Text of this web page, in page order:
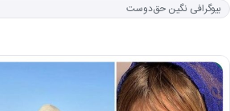
بیوگرافی نگین حق‌دوست